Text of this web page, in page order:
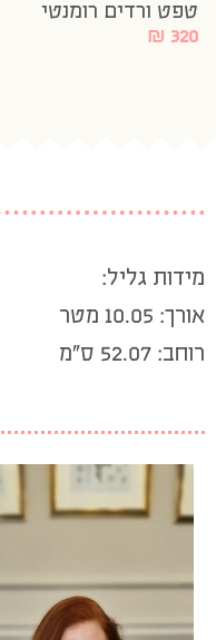
טפט ורדים רומנטי
₪ 320
מידות גליל:
אורך: 10.05 מטר
רוחב: 52.07 ס”מ